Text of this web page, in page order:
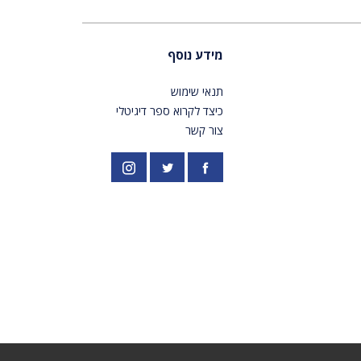
מידע נוסף
תנאי שימוש
כיצד לקרוא ספר דיגיטלי
צור קשר
פייסבוק PardesPublish
אינסטגרם